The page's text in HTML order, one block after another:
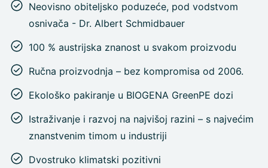
Neovisno obiteljsko poduzeće, pod vodstvom
osnivača - Dr. Albert Schmidbauer
100 % austrijska znanost u svakom proizvodu
Ručna proizvodnja – bez kompromisa od 2006.
Ekološko pakiranje u BIOGENA GreenPE dozi
Istraživanje i razvoj na najvišoj razini – s najvećim
znanstvenim timom u industriji
Dvostruko klimatski pozitivni